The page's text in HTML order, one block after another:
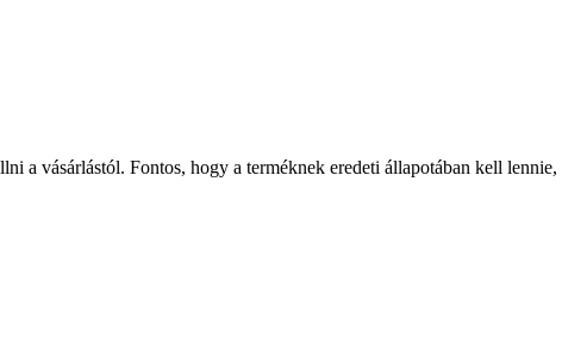
a vásárlástól. Fontos, hogy a terméknek eredeti állapotában kell